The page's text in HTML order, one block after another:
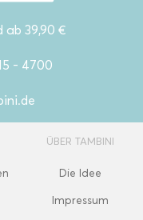
ab 39,90 €
- 4700
ÜBER TAMBINI
Die Idee
Impressum